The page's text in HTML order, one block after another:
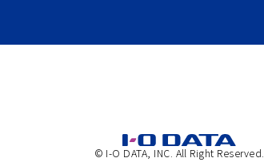
© I-O DATA, INC. All Right Reserved.